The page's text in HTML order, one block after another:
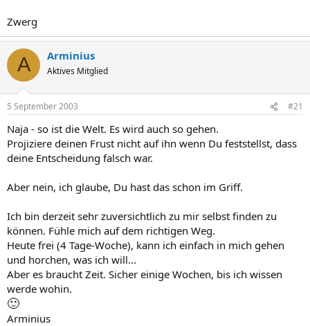
Zwerg
A Arminius
Aktives Mitglied
5 September 2003 #21
Naja - so ist die Welt. Es wird auch so gehen.
Projiziere deinen Frust nicht auf ihn wenn Du feststellst, dass
deine Entscheidung falsch war.
Aber nein, ich glaube, Du hast das schon im Griff.
Ich bin derzeit sehr zuversichtlich zu mir selbst finden zu
können. Fühle mich auf dem richtigen Weg.
Heute frei (4 Tage-Woche), kann ich einfach in mich gehen
und horchen, was ich will...
Aber es braucht Zeit. Sicher einige Wochen, bis ich wissen
werde wohin.
🙂
Arminius